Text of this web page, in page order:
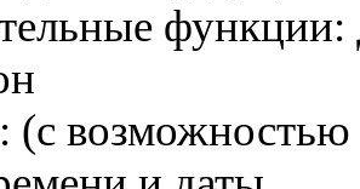
функции:
(с